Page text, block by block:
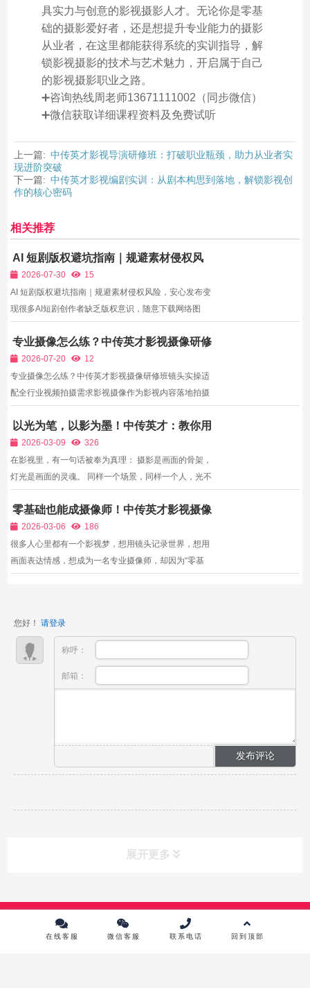
具实力与创意的影视摄影人才。无论你是零基
础的摄影爱好者，还是想提升专业能力的摄影
从业者，在这里都能获得系统的实训指导，解
锁影视摄影的技术与艺术魅力，开启属于自己
的影视摄影职业之路。
➕咨询热线周老师13671111002（同步微信）
➕微信获取详细课程资料及免费试听
上一篇: 中传英才影视导演研修班：打破职业瓶颈，助力从业者实
现进阶突破
下一篇: 中传英才影视编剧实训：从剧本构思到落地，解锁影视创
作的核心密码
相关推荐
AI 短剧版权避坑指南｜规避素材侵权风
险，安心发布变现
2026-07-30
15
AI 短剧版权避坑指南｜规避素材侵权风险，安心发布变
现很多AI短剧创作者缺乏版权意识，随意下载网络图
定，认为AI生成内容不存在版权问题，实则暗藏巨大风
险。平台对侵权内容管控日趋严格，一旦触发投诉，视
频下架、账...
专业摄像怎么练？中传英才影视摄像研修
班镜头实操适配全行业视频拍摄需求
2026-07-20
12
专业摄像怎么练？中传英才影视摄像研修班镜头实操适
配全行业视频拍摄需求影视摄像作为影视内容落地拍摄
MCN、政府企业宣传部门、文旅纪录片工作室、直播
剧情栏目、品牌广告团队均长期招聘专业摄像人员，职
业选择多元...
以光为笔，以影为墨！中传英才：教你用
灯光拍出电影级艺术质感
2026-03-09
326
在影视里，有一句话被奉为真理： 摄影是画面的骨架，
灯光是画面的灵魂。 同样一个场景，同样一个人，光不
的，也是锋利的； 光是治愈的，也是恐惧的； 光是安
静的，也是热烈的。 灯光，决定了观众看到什么、感受
到...
零基础也能成摄像师！中传英才影视摄像
进修班：手把手教，棚内练会为止
2026-03-06
186
很多人心里都有一个影视梦，想用镜头记录世界，想用
画面表达情感，想成为一名专业摄像师，却因为“零基
础、转...
您好！ 请登录
称呼：
邮箱：
展开更多
Copyright © 2024 中传英才影视教育培训中心 版权所有 |
10215867号-1
在线客服 微信客服 联系电话 回到顶部